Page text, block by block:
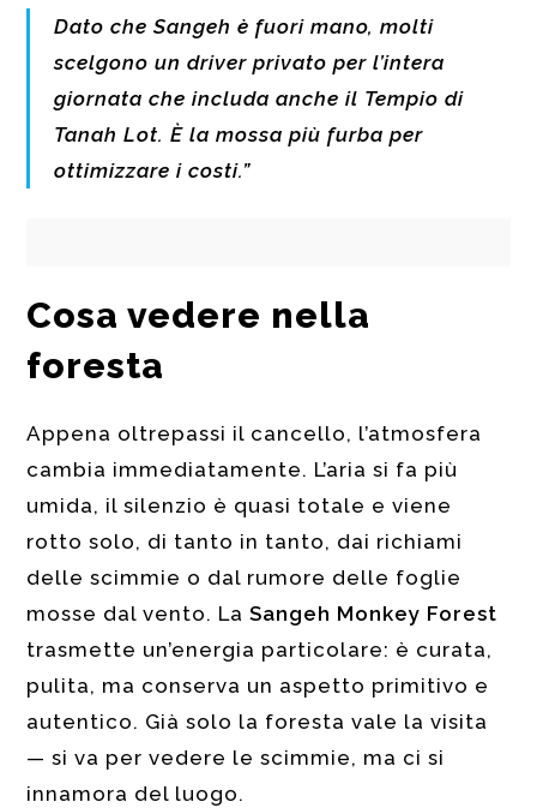
Dato che Sangeh è fuori mano, molti
scelgono un driver privato per l’intera
giornata che includa anche il Tempio di
Tanah Lot. È la mossa più furba per
ottimizzare i costi.”
Cosa vedere nella
foresta
Appena oltrepassi il cancello, l’atmosfera
cambia immediatamente. L’aria si fa più
umida, il silenzio è quasi totale e viene
rotto solo, di tanto in tanto, dai richiami
delle scimmie o dal rumore delle foglie
mosse dal vento. LaSangeh Monkey Forest
trasmette un’energia particolare: è curata,
pulita, ma conserva un aspetto primitivo e
autentico. Già solo la foresta vale la visita
— si va per vedere le scimmie, ma ci si
innamora del luogo.